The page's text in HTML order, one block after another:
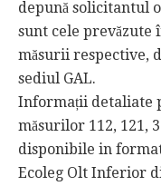
depună solicitantul
sunt cele
măsurii respective,
sediul GAL.
Informații detaliate
măsurilor 112, 121,
disponibile in
Ecoleg Olt Inferior